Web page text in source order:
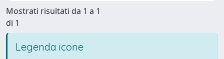
Mostrati risultati da 1 a 1
di 1
Legenda icone